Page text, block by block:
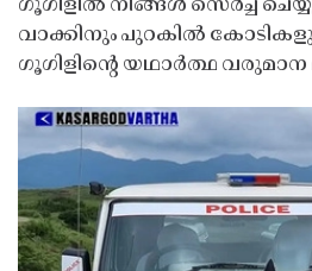
വാക്കിനും പുറകിൽ
ഗൂഗിളിന്റെ യഥാർത്ഥ